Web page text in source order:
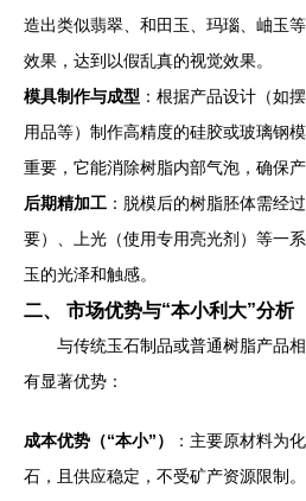
造出类似翡翠、和田玉、玛瑙、岫玉
效果，达到以假乱真的视觉效果。
模具制作与成型 ：根据产品设计（如
用品等）制作高精度的硅胶或玻璃钢
重要，它能消除树脂内部气泡，确保
后期精加工 ：脱模后的树脂胚体需经
要）、上光（使用专用亮光剂）等一
玉的光泽和触感。
二、 市场优势与“本小利大”分析
与传统玉石制品或普通树脂产品
有显著优势：
成本优势（“本小”）
：主要原材料为
石，且供应稳定，不受矿产资源限制